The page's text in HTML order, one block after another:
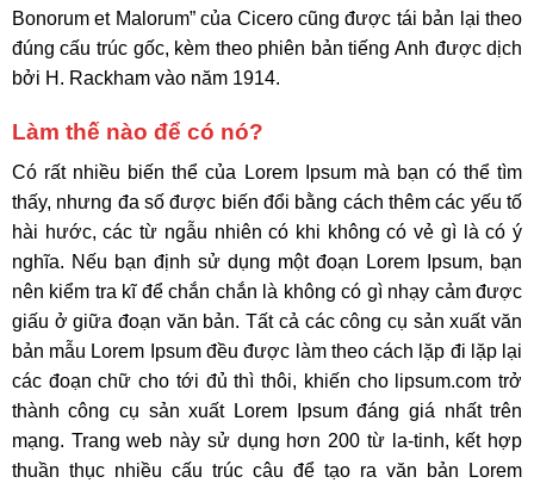
Bonorum et Malorum” của Cicero cũng được tái bản lại theo
đúng cấu trúc gốc, kèm theo phiên bản tiếng Anh được dịch
bởi H. Rackham vào năm 1914.
Làm thế nào để có nó?
Có rất nhiều biến thể của Lorem Ipsum mà bạn có thể tìm
thấy, nhưng đa số được biến đổi bằng cách thêm các yếu tố
hài hước, các từ ngẫu nhiên có khi không có vẻ gì là có ý
nghĩa. Nếu bạn định sử dụng một đoạn Lorem Ipsum, bạn
nên kiểm tra kĩ để chắn chắn là không có gì nhạy cảm được
giấu ở giữa đoạn văn bản. Tất cả các công cụ sản xuất văn
bản mẫu Lorem Ipsum đều được làm theo cách lặp đi lặp lại
các đoạn chữ cho tới đủ thì thôi, khiến cho lipsum.com trở
thành công cụ sản xuất Lorem Ipsum đáng giá nhất trên
mạng. Trang web này sử dụng hơn 200 từ la-tinh, kết hợp
thuần thục nhiều cấu trúc câu để tạo ra văn bản Lorem